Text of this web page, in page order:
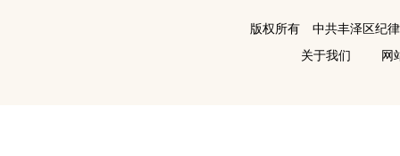
版权所有 中共丰泽区纪
关于我们
网